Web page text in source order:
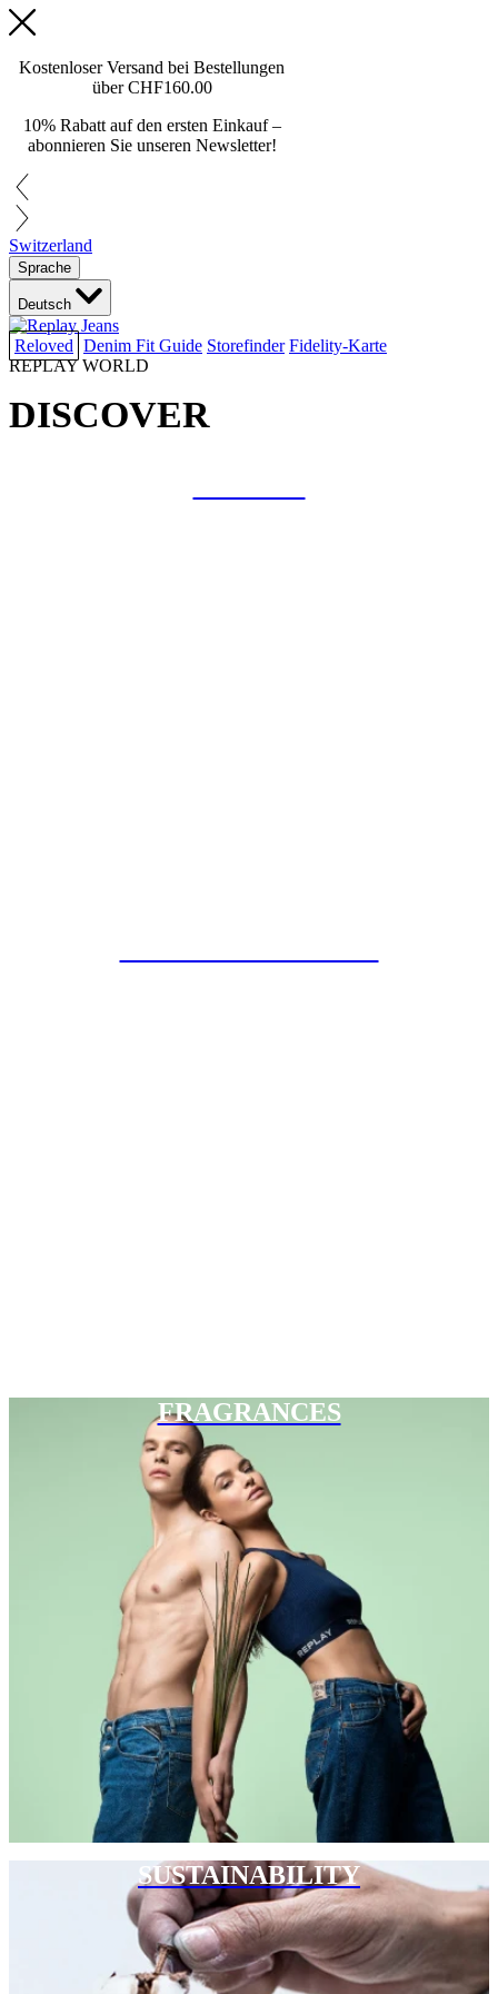
Kostenloser Versand bei Bestellungen
überCHF160.00
10% Rabatt auf den ersten Einkauf –
abonnieren Sie unseren Newsletter!
Switzerland
Sprache
Deutsch
Reloved Denim Fit Guide Storefinder Fidelity-Karte
REPLAY WORLD
DISCOVER
FRAGRANCES
SUSTAINABILITY